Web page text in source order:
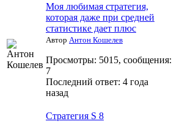
Моя любимая стратегия,
которая даже при средней
статистике дает плюс
Автор Антон Кошелев
Просмотры: 5015, сообщения:
7
Последний ответ: 4 года
назад
Стратегия S 8